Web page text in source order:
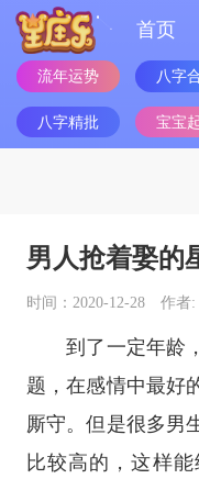
首页
流年运势 八字
八字精批 宝宝
男人抢着娶的
时间：2020-12-28 作者:
到了一定年龄，
题，在感情中最好
厮守。但是很多男
比较高的，这样